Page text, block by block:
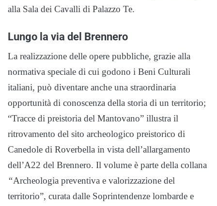
alla Sala dei Cavalli di Palazzo Te.
Lungo la via del Brennero
La realizzazione delle opere pubbliche, grazie alla
normativa speciale di cui godono i Beni Culturali
italiani, può diventare anche una straordinaria
opportunità di conoscenza della storia di un territorio;
“Tracce di preistoria del Mantovano” illustra il
ritrovamento del sito archeologico preistorico di
Canedole di Roverbella in vista dell’allargamento
dell’A22 del Brennero. Il volume è parte della collana
“Archeologia preventiva e valorizzazione del
territorio”, curata dalle Soprintendenze lombarde e